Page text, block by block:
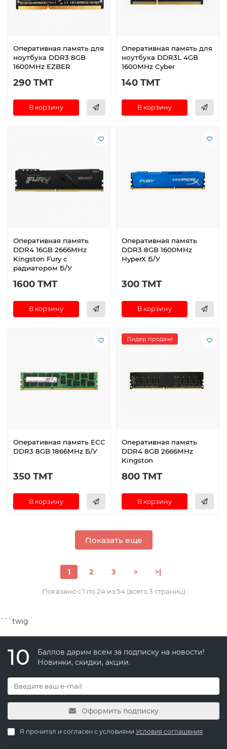
Оперативная память для
ноутбука DDR3 8GB
1600MHz EZBER
290 TMT
В корзину
Оперативная память для
ноутбука DDR3L 4GB
1600MHz Cyber
140 TMT
В корзину
Оперативная память
DDR4 16GB 2666MHz
Kingston Fury с
радиатором Б/У
1600 TMT
В корзину
Оперативная память
DDR3 8GB 1600MHz
HyperX Б/У
300 TMT
В корзину
Оперативная память ECC
DDR3 8GB 1866MHz Б/У
350 TMT
В корзину
Лидер продаж!
Оперативная память
DDR4 8GB 2666MHz
Kingston
800 TMT
В корзину
Показать еще
1 2 3 > >|
Показано с 1 по 24 из 54 (всего 3 страниц)
```twig
10
Баллов дарим всем за подписку на новости!
Новинки, скидки, акции.
Оформить подписку
Я прочитал и согласен с условиями Условия соглашения